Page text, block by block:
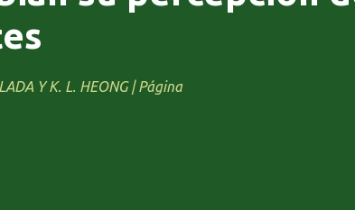
Y K. L. HEONG | Página